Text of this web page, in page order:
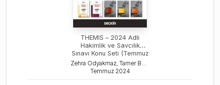
THEMIS – 2024 Adli
Hakimlik ve Savcılık
Sınavı Konu Seti (Temmuz
2024)
Zehra Odyakmaz, Tamer Bozkurt, İsmail Ercan
Temmuz 2024